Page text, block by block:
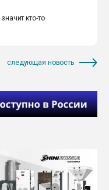
кто-то
следующая новость